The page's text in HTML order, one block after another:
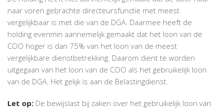
naar voren gebrachte directeursfunctie met meest
vergelijkbaar is met die van de DGA. Daarmee heeft de
holding evenmin aannemelijk gemaakt dat het loon van de
COO hoger is dan 75% van het loon van de meest
vergelijkbare dienstbetrekking. Daarom dient te worden
uitgegaan van het loon van de COO als het gebruikelijk loon
van de DGA. Het gelijk is aan de Belastingdienst.
Let op: De bewijslast bij zaken over het gebruikelijk loon van